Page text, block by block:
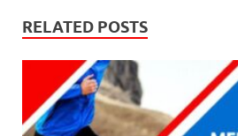
RELATED POSTS